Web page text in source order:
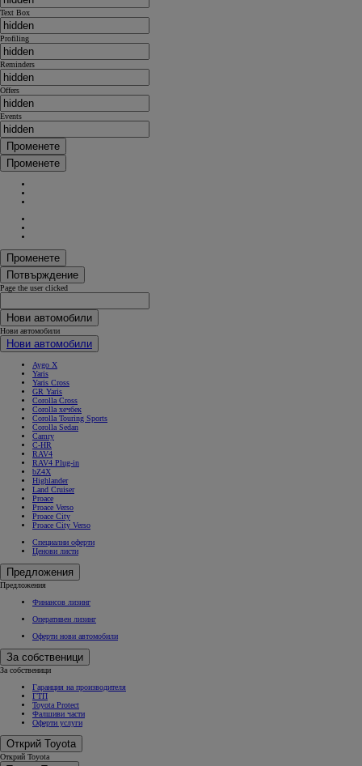
Text Box
Profiling
Reminders
Offers
Events
Променете
Променете
Променете
Потвърждение
Page the user clicked
Нови автомобили
Нови автомобили
Нови автомобили
Aygo X
Yaris
Yaris Cross
GR Yaris
Corolla Cross
Corolla хечбек
Corolla Touring Sports
Corolla Sedan
Camry
C-HR
RAV4
RAV4 Plug-in
bZ4X
Highlander
Land Cruiser
Proace
Proace Verso
Proace City
Proace City Verso
Специални оферти
Ценови листи
Предложения
Предложения
Финансов лизинг
Оперативен лизинг
Оферти нови автомобили
За собственици
За собственици
Гаранция на производителя
ГТП
Toyota Protect
Фалшиви части
Оферти услуги
Открий Toyota
Открий Toyota